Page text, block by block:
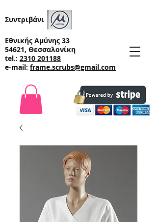
Συντριβάνι
Εθνικής Αμύνης 33
54621, Θεσσαλονίκη
tel.: 2310 201188
e-mail: frame.scrubs@gmail.com